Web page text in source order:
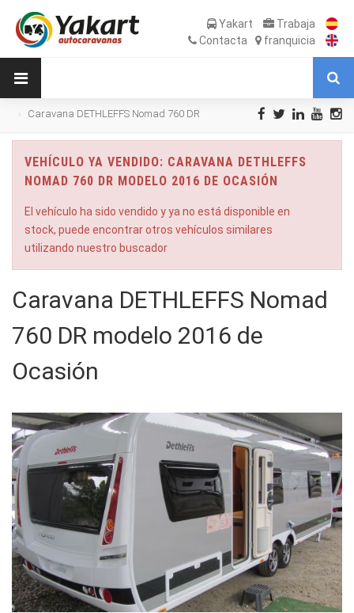
Yakart
Trabaja
Contacta
franquicia
Caravana DETHLEFFS Nomad 760 DR
VEHÍCULO YA VENDIDO: CARAVANA DETHLEFFS
NOMAD 760 DR MODELO 2016 DE OCASIÓN
El vehículo ha sido vendido y ya no está disponible en
stock, puede encontrar otros vehículos similares
utilizando nuestro buscador
Caravana DETHLEFFS Nomad
760 DR modelo 2016 de
Ocasión